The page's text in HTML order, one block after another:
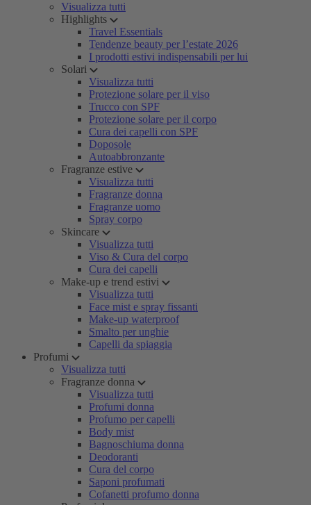
Visualizza tutti
Highlights
Travel Essentials
Tendenze beauty per l’estate 2026
I prodotti estivi indispensabili per lui
Solari
Visualizza tutti
Protezione solare per il viso
Trucco con SPF
Protezione solare per il corpo
Cura dei capelli con SPF
Doposole
Autoabbronzante
Fragranze estive
Visualizza tutti
Fragranze donna
Fragranze uomo
Spray corpo
Skincare
Visualizza tutti
Viso & Cura del corpo
Cura dei capelli
Make-up e trend estivi
Visualizza tutti
Face mist e spray fissanti
Make-up waterproof
Smalto per unghie
Capelli da spiaggia
Profumi
Visualizza tutti
Fragranze donna
Visualizza tutti
Profumi donna
Profumo per capelli
Body mist
Bagnoschiuma donna
Deodoranti
Cura del corpo
Saponi profumati
Cofanetti profumo donna